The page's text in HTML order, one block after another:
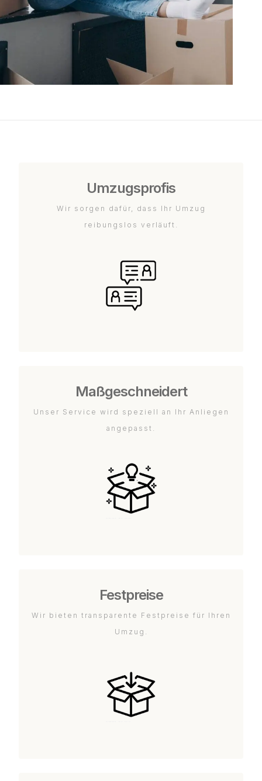
Umzugsprofis
Wir sorgen dafür, dass Ihr Umzug
reibungslos verläuft.
Maßgeschneidert
Unser Service wird speziell an Ihr Anliegen
angepasst.
Festpreise
Wir bieten transparente Festpreise für Ihren
Umzug.